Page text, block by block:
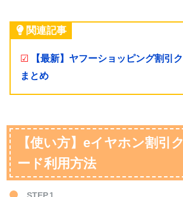
関連記事
☑
【最新】ヤフーショッピング割引
まとめ
【使い方】eイヤホン割引
ード利用方法